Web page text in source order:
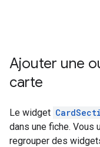
Ajouter une
carte
Le widget
dans une fiche.
regrouper des